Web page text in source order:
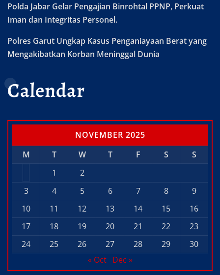
Polda Jabar Gelar Pengajian Binrohtal PPNP, Perkuat
Iman dan Integritas Personel.
Polres Garut Ungkap Kasus Penganiayaan Berat yang
Mengakibatkan Korban Meninggal Dunia
Calendar
NOVEMBER 2025
M
T W T F S
S
1
2
3
4 5 6 7 8
9
10
11 12 13 14 15
16
17
18 19 20 21 22
23
24
25 26 27 28 29
30
« Oct
Dec »